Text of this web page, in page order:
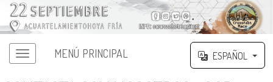
MENÚ PRINCIPAL ESPAÑOL